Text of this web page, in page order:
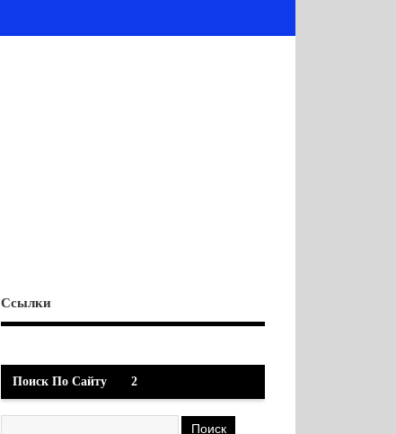
Ссылки
Поиск По Сайту 2